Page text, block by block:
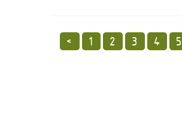
< 1 2 3 4 5